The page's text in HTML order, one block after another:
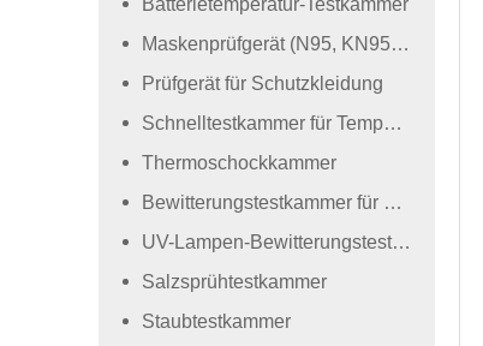
Batterietemperatur-Testkammer
Maskenprüfgerät (N95, KN95, Einwegmaske)
Prüfgerät für Schutzkleidung
Schnelltestkammer für Temperaturwechsel
Thermoschockkammer
Bewitterungstestkammer für Xenonlampen
UV-Lampen-Bewitterungstestkammer
Salzsprühtestkammer
Staubtestkammer